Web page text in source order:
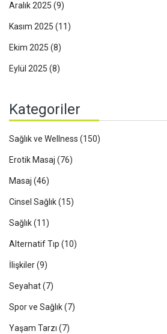
Aralık 2025 (9)
Kasım 2025 (11)
Ekim 2025 (8)
Eylül 2025 (8)
Kategoriler
Sağlık ve Wellness (150)
Erotik Masaj (76)
Masaj (46)
Cinsel Sağlık(15)
Sağlık(11)
Alternatif Tıp (10)
İlişkiler(9)
Seyahat(7)
Spor ve Sağlık(7)
Yaşam Tarzı (7)